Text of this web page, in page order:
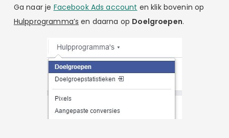
Ga naar je Facebook Ads account en klik bovenin op
Hulpprogramma’s en daarna op Doelgroepen.